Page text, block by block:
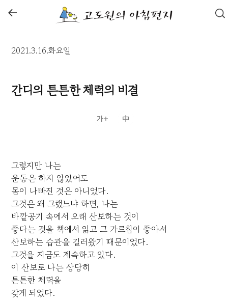
←
2021.3.16.화요일
간디의 튼튼한 체력의 비결
그렇지만 나는
운동은 하지 않았어도
몸이 나빠진 것은 아니었다.
그것은 왜 그랬느냐 하면, 나는
바깥공기 속에서 오래 산보하는 것이
좋다는 것을 책에서 읽고 그 가르침이 좋아서
산보하는 습관을 길러왔기 때문이었다.
그것을 지금도 계속하고 있다.
이 산보로 나는 상당히
튼튼한 체력을
갖게 되었다.